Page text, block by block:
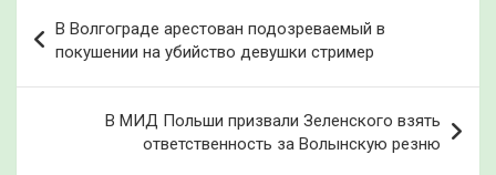
по
записям
В Волгограде арестован подозреваемый в
покушении на убийство девушки стример
В МИД Польши призвали Зеленского взять
ответственность за Волынскую резню